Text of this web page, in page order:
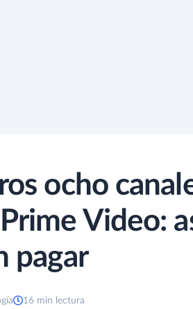
ocho
Video:
pagar
16 min lectura